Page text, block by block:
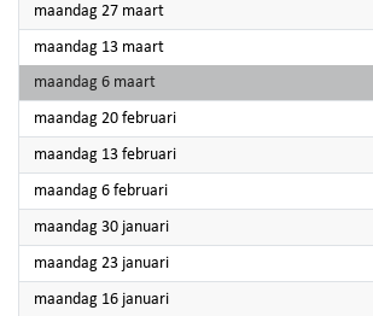
maandag 27 maart2023
maandag 13 maart2023
maandag 6 maart2023
maandag 20 februari2023
maandag 13 februari2023
maandag 6 februari2023
maandag 30 januari2023
maandag 23 januari2023
maandag 16 januari2023